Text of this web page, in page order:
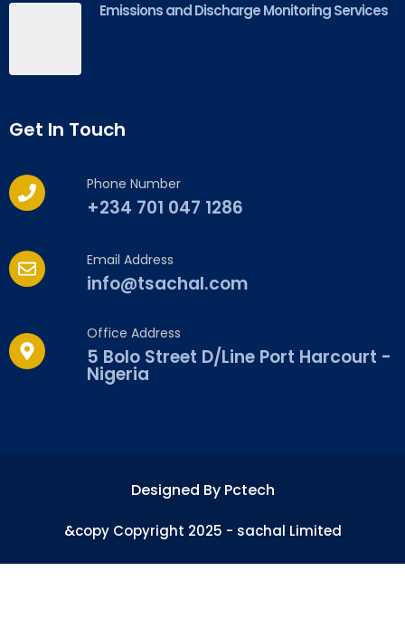
Emissions and Discharge Monitoring Services
Get In Touch
Phone Number
+234 701 047 1286
Email Address
info@tsachal.com
Office Address
5 Bolo Street D/Line Port Harcourt -
Nigeria
&copy Copyright 2025 - sachal Limited
Designed By Pctech